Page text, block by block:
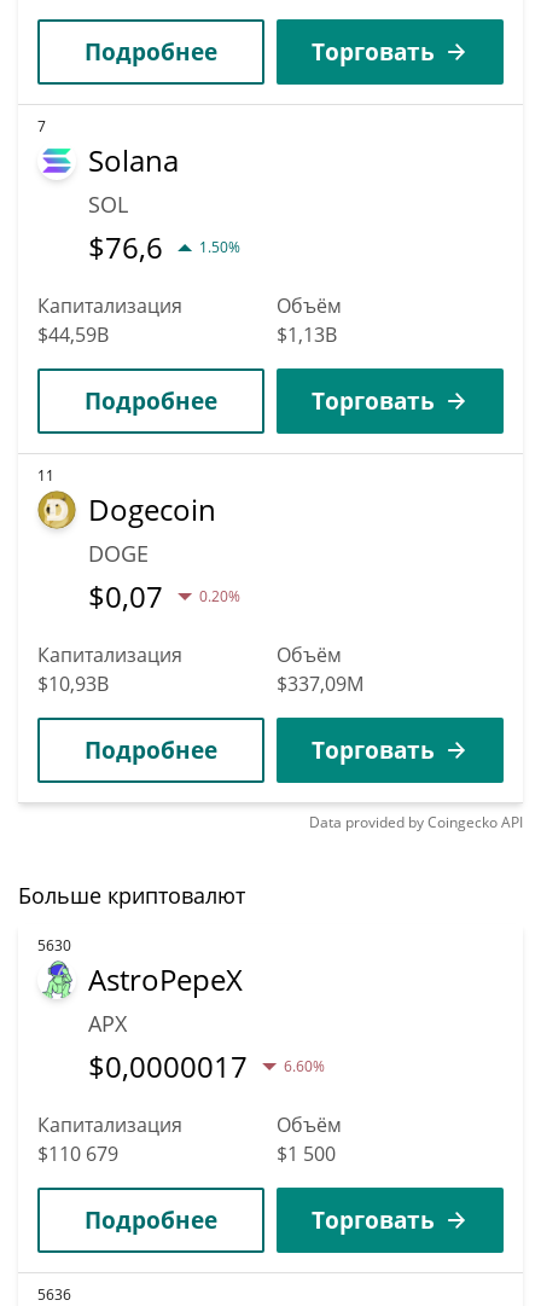
Подробнее Торговать
7
Solana
SOL
$76,6 1.50%
Капитализация
$44,59B
Объём
$1,13B
Подробнее Торговать
11
Dogecoin
DOGE
$0,07 0.20%
Капитализация
$10,93B
Объём
$337,09M
Подробнее Торговать
Data provided byCoingeckoAPI
Больше криптовалют
5630
AstroPepeX
APX
$0,0000017 6.60%
Капитализация
$110 679
Объём
$1 500
Подробнее Торговать
5636